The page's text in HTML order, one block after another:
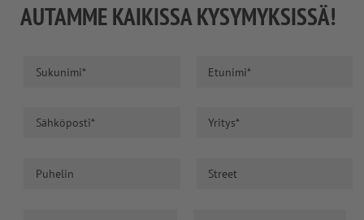
AUTAMME KAIKISSA KYSYMYKSISSÄ!